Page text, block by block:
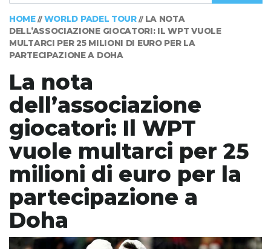
HOME// WORLD PADEL TOUR// LA NOTA
DELL’ASSOCIAZIONE GIOCATORI: IL WPT VUOLE
MULTARCI PER 25 MILIONI DI EURO PER LA
PARTECIPAZIONE A DOHA
La nota
dell’associazione
giocatori: Il WPT
vuole multarci per 25
milioni di euro per la
partecipazione a
Doha